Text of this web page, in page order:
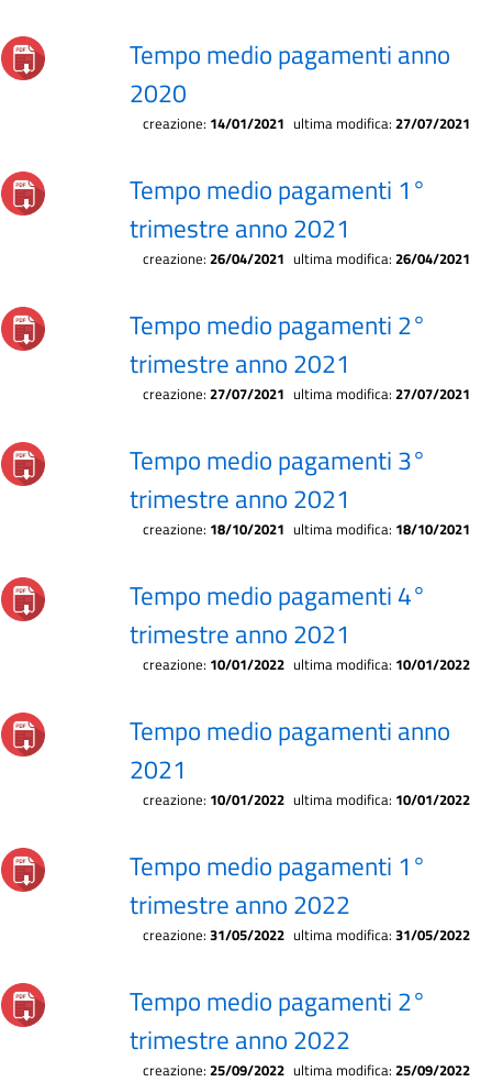
Tempo medio pagamenti anno
2020
creazione: 14/01/2021 ultima modifica: 27/07/2021
Tempo medio pagamenti 1°
trimestre anno 2021
creazione: 26/04/2021 ultima modifica: 26/04/2021
Tempo medio pagamenti 2°
trimestre anno 2021
creazione: 27/07/2021 ultima modifica: 27/07/2021
Tempo medio pagamenti 3°
trimestre anno 2021
creazione: 18/10/2021 ultima modifica: 18/10/2021
Tempo medio pagamenti 4°
trimestre anno 2021
creazione: 10/01/2022 ultima modifica: 10/01/2022
Tempo medio pagamenti anno
2021
creazione: 10/01/2022 ultima modifica: 10/01/2022
Tempo medio pagamenti 1°
trimestre anno 2022
creazione: 31/05/2022 ultima modifica: 31/05/2022
Tempo medio pagamenti 2°
trimestre anno 2022
creazione: 25/09/2022 ultima modifica: 25/09/2022